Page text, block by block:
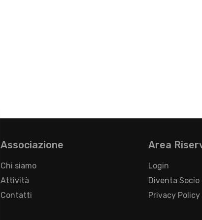
Associazione
Chi siamo
Attività
Contatti
Area
Login
Diventa Socio
Privacy Policy